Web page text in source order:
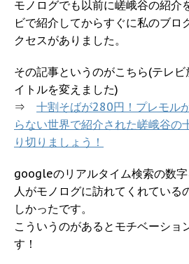
モノログでも以前に嵯峨谷の紹介
ビで紹介してからすぐに私のブロ
クセスがありました。
その記事というのがこちら(テレ
イトルを変えました)
⇒ 十割そばが280円！プレモル
らない世界で紹介された嵯峨谷の
り切りましょう！
googleのリアルタイム検索の数
人がモノログに訪れてくれている
しかったです。
こういうのがあるとモチベーショ
す！